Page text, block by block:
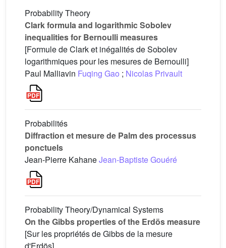
Probability Theory
Clark formula and logarithmic Sobolev
inequalities for Bernoulli measures
[Formule de Clark et inégalités de Sobolev
logarithmiques pour les mesures de Bernoulli]
Paul Malliavin Fuqing Gao ; Nicolas Privault
Probabilités
Diffraction et mesure de Palm des processus
ponctuels
Jean-Pierre KahaneJean-Baptiste Gouéré
Probability Theory/Dynamical Systems
On the Gibbs properties of the Erdös measure
[Sur les propriétés de Gibbs de la mesure